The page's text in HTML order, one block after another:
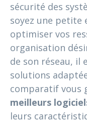
sécurité des
soyez une petite
optimiser vos
organisation
de son réseau, il
solutions
comparatif vous
meilleurs
leurs